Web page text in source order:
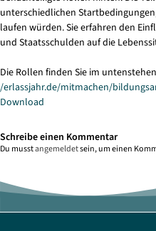
unterschiedlichen
laufen würden. Sie erfahren den
und Staatsschulden auf die
Die Rollen finden Sie im
/erlassjahr.de/mitmachen/
Download
Schreibe einen Kommentar
Du musstangemeldetsein, um einen